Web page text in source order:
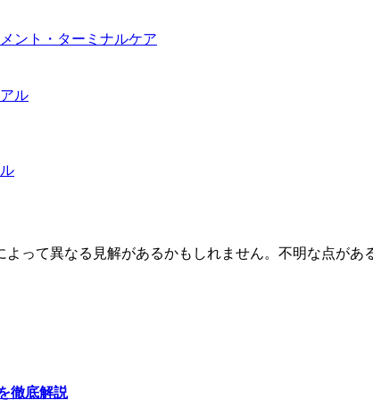
ント・ターミナルケア
ル
って異なる見解があるかもしれません。不明な点が
徹底解説